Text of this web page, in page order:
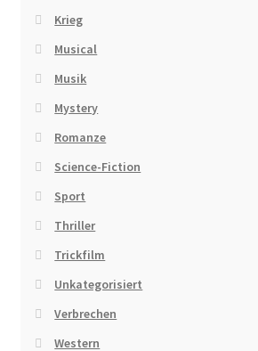
Krieg
Musical
Musik
Mystery
Romanze
Science-Fiction
Sport
Thriller
Trickfilm
Unkategorisiert
Verbrechen
Western